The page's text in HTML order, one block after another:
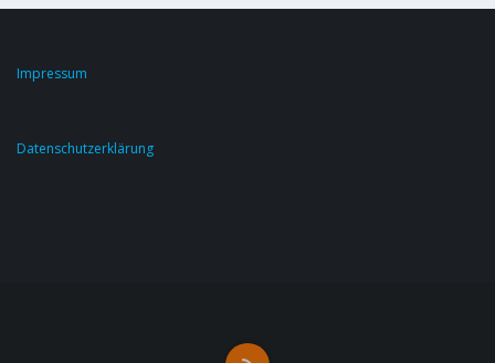
Impressum
Datenschutzerklärung